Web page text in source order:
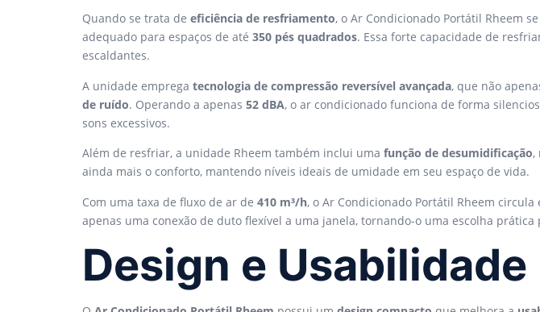
Quando se trata de eficiência de resfriamento, o Ar Condicionado Portátil Rheem
adequado para espaços de até 350 pés quadrados. Essa forte capacidade de
escaldantes.
A unidade emprega tecnologia de compressão reversível avançada, que não
de ruído. Operando a apenas 52 dBA, o ar condicionado funciona de forma
sons excessivos.
Além de resfriar, a unidade Rheem também inclui uma função de desumidificação,
ainda mais o conforto, mantendo níveis ideais de umidade em seu espaço de vida.
Com uma taxa de fluxo de ar de 410 m³/h, o Ar Condicionado Portátil Rheem
apenas uma conexão de duto flexível a uma janela, tornando-o uma escolha
Design e Usabilidade